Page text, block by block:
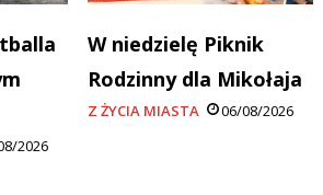
2026
W niedzielę Piknik
Rodzinny dla Mikołaja
Z ŻYCIA MIASTA 06/08/2026